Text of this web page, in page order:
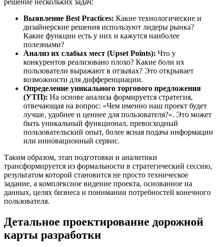
решение нескольких задач:
Выявление Best Practices: Какие технологические и
дизайнерские решения используют лидеры рынка?
Какие функции есть у них и кажутся наиболее
полезными?
Анализ их слабых мест (Upset Points): Что у
конкурентов реализовано плохо? Какие боли их
пользователи выражают в отзывах? Это открывает
возможности для дифференциации.
Определение уникального торгового предложения
(УТП): На основе анализа формируется стратегия,
отвечающая на вопрос: «Чем именно наш проект будет
лучше, удобнее и ценнее для пользователя?». Это может
быть уникальный функционал, превосходный
пользовательский опыт, более ясная подача информации
или инновационный сервис.
Таким образом, этап подготовки и аналитики
трансформируется из формальности в стратегический сессию,
результатом которой становится не просто техническое
задание, а комплексное видение проекта, основанное на
данных, целях бизнеса и понимании потребностей конечного
пользователя.
Детальное проектирование дорожной
карты разработки